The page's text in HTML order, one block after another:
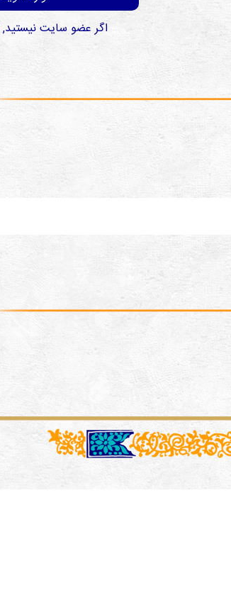
اگر عضو سایت نیستید,